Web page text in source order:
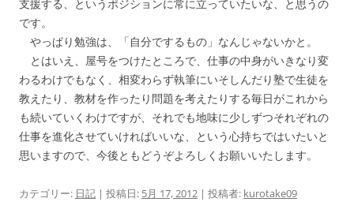
支援する、というポジションに常に立っていたいな、と思うの
です。
やっぱり勉強は、「自分でするもの」なんじゃないかと。
とはいえ、屋号をつけたところで、仕事の中身がいきなり変
わるわけでもなく、相変わらず執筆にいそしんだり塾で生徒を
教えたり、教材を作ったり問題を考えたりする毎日がこれから
も続いていくわけですが、それでも地味に少しずつそれぞれの
仕事を進化させていければいいな、という心持ちではいたいと
思いますので、今後ともどうぞよろしくお願いいたします。
カテゴリー: 日記 | 投稿日: 5月 17, 2012 | 投稿者: kurotake09